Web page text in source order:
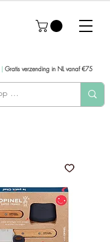
| Gratis verzending in NL vanaf €75